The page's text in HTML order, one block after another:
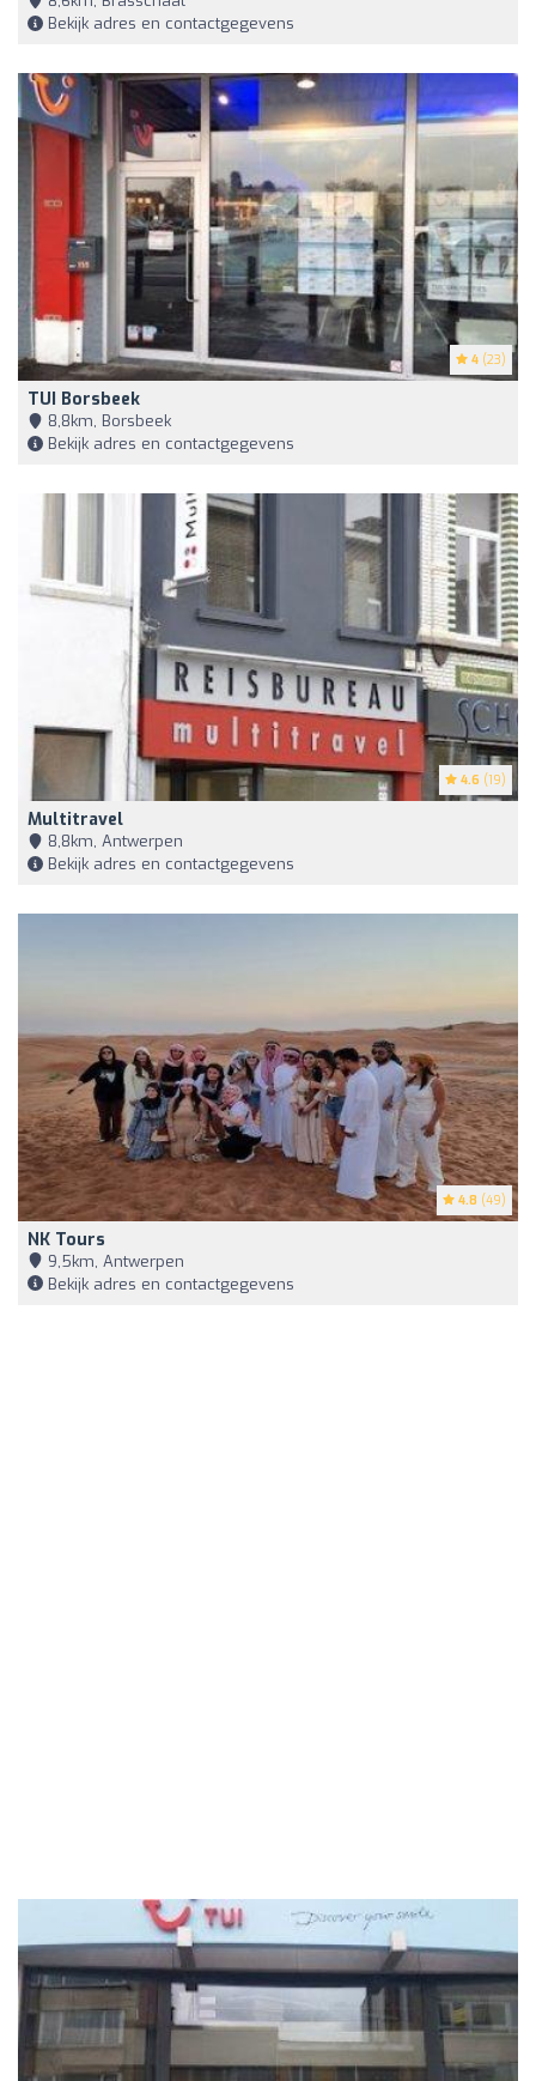
Bekijk adres en contactgegevens
4 (23)
TUI Borsbeek
8,8km, Borsbeek
Bekijk adres en contactgegevens
4.6 (19)
Multitravel
8,8km, Antwerpen
Bekijk adres en contactgegevens
4.8 (49)
NK Tours
9,5km, Antwerpen
Bekijk adres en contactgegevens